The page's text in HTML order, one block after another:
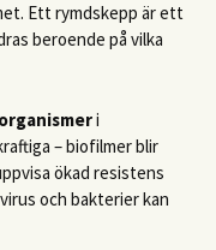
Ett rymdskepp är ett
beroende på vilka
i
– biofilmer blir
ökad resistens
och bakterier kan